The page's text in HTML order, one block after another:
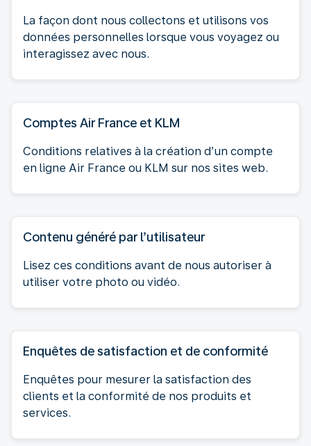
La façon dont nous collectons et utilisons vos
données personnelles lorsque vous voyagez ou
interagissez avec nous.
Comptes Air France et KLM
Conditions relatives à la création d’un compte
en ligne Air France ou KLM sur nos sites web.
Contenu généré par l’utilisateur
Lisez ces conditions avant de nous autoriser à
utiliser votre photo ou vidéo.
Enquêtes de satisfaction et de conformité
Enquêtes pour mesurer la satisfaction des
clients et la conformité de nos produits et
services.